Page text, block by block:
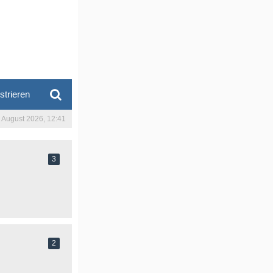
August 2026, 12:41
3
2